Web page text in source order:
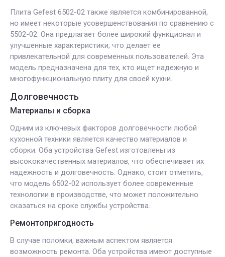
Плита Gefest 6502-02 также является комбинированной,
но имеет некоторые усовершенствования по сравнению с
5502-02. Она предлагает более широкий функционал и
улучшенные характеристики, что делает ее
привлекательной для современных пользователей. Эта
модель предназначена для тех, кто ищет надежную и
многофункциональную плиту для своей кухни.
Долговечность
Материалы и сборка
Одним из ключевых факторов долговечности любой
кухонной техники является качество материалов и
сборки. Оба устройства Gefest изготовлены из
высококачественных материалов, что обеспечивает их
надежность и долговечность. Однако, стоит отметить,
что модель 6502-02 использует более современные
технологии в производстве, что может положительно
сказаться на сроке службы устройства.
Ремонтопригодность
В случае поломки, важным аспектом является
возможность ремонта. Оба устройства имеют доступные